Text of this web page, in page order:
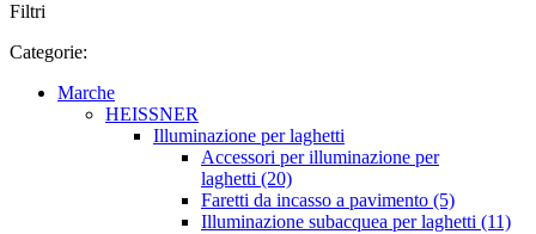
Filtri
Categorie:
Marche
HEISSNER
Illuminazione per laghetti
Accessori per illuminazione per
laghetti (20)
Faretti da incasso a pavimento (5)
Illuminazione subacquea per laghetti (11)